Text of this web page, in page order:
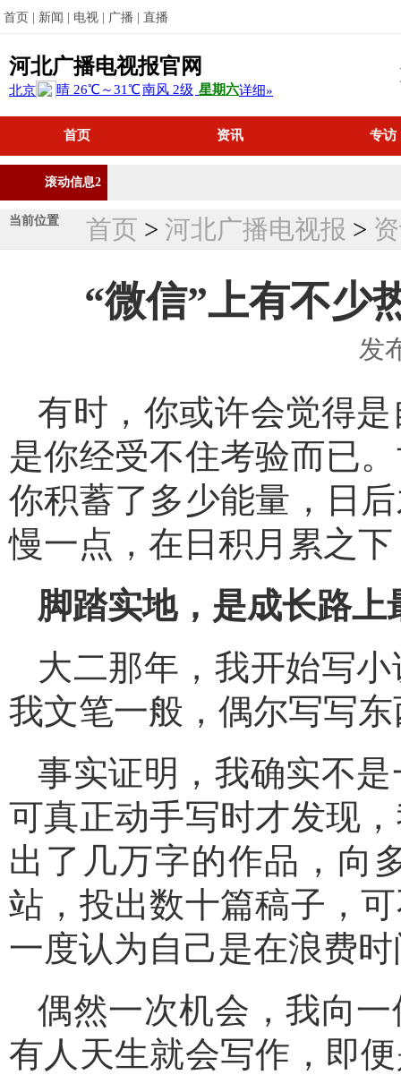
首页 | 新闻 | 电视 | 广播 | 直播
河北广播电视报官网
首页 资讯 专访
滚动信息2
当前位置 首页 > 河北广播电视报 >
“微信”上有不
发
有时，你或许会觉得
是你经受不住考验而已
你积蓄了多少能量，日
慢一点，在日积月累之
脚踏实地，是成长路上
大二那年，我开始写
我文笔一般，偶尔写写
事实证明，我确实不
可真正动手写时才发现
出了几万字的作品，向
站，投出数十篇稿子，
一度认为自己是在浪费
偶然一次机会，我向
有人天生就会写作，即